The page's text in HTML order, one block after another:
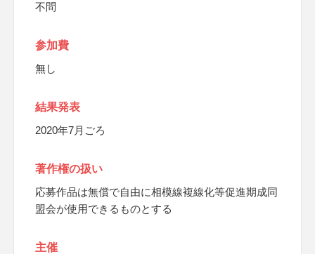
不問
参加費
無し
結果発表
2020年7月ごろ
著作権の扱い
応募作品は無償で自由に相模線複線化等促進期成同
盟会が使用できるものとする
主催